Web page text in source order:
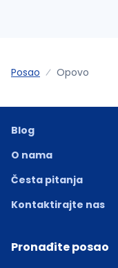
Posao Opovo
Blog
O nama
Česta pitanja
Kontaktirajte nas
Pronađite posao